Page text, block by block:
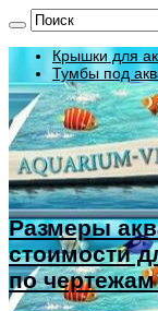
Крышки для
Тумбы под
Размеры
стоимости
по